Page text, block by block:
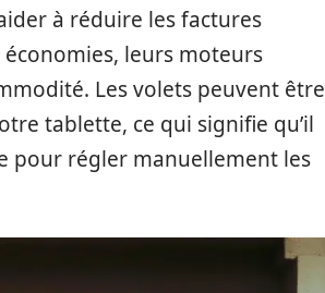
à réduire les factures
économies, leurs moteurs
Les volets peuvent être
tablette, ce qui signifie qu’il
pour régler manuellement les